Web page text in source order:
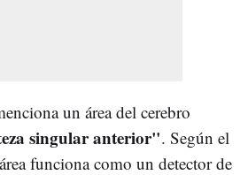
un área del cerebro
singular anterior". Según el
funciona como un detector de